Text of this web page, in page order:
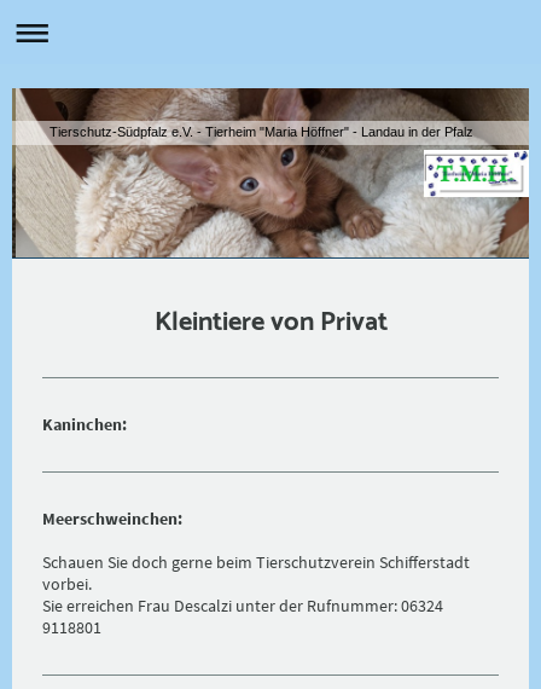
Tierschutz-Südpfalz e.V. - Tierheim "Maria Höffner" - Landau in der Pfalz
Kleintiere von Privat
Kaninchen:
Meerschweinchen:
Schauen Sie doch gerne beim Tierschutzverein Schifferstadt
vorbei.
Sie erreichen Frau Descalzi unter der Rufnummer: 06324
9118801